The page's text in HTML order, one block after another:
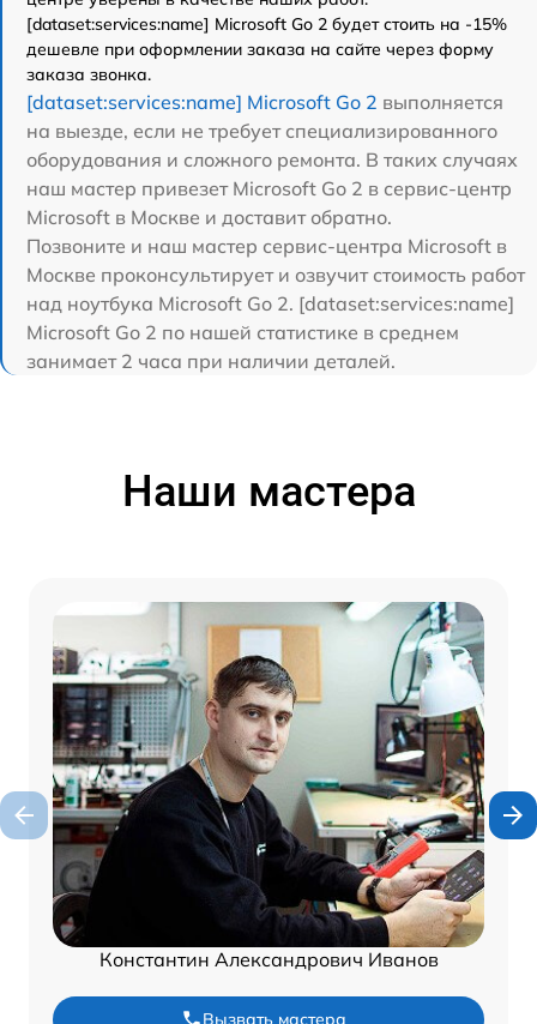
[dataset:services:name] Microsoft Go 2 будет стоить на -15%
дешевле при оформлении заказа на сайте через форму
заказа звонка.
[dataset:services:name] Microsoft Go 2 выполняется
на выезде, если не требует специализированного
оборудования и сложного ремонта. В таких случаях
наш мастер привезет Microsoft Go 2 в сервис-центр
Microsoft в Москве и доставит обратно.
Позвоните и наш мастер сервис-центра Microsoft в
Москве проконсультирует и озвучит стоимость работ
над ноутбука Microsoft Go 2. [dataset:services:name]
Microsoft Go 2 по нашей статистике в среднем
занимает 2 часа при наличии деталей.
Наши мастера
Константин Александрович Иванов
Вызвать мастера